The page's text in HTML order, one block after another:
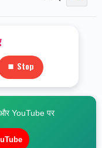
⏹ Stop
YouTube पर